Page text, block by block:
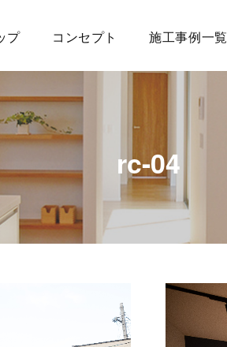
rc-04
プ コンセプト 施工事例一覧